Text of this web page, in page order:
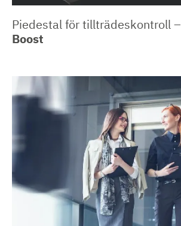
Piedestal för tillträdeskontroll –
Boost